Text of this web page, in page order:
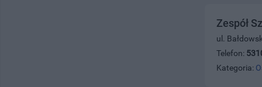
Zespół
ul.
Telefon:
Kategoria: